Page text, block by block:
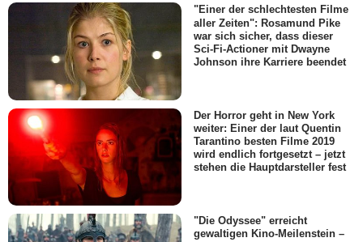
"Einer der schlechtesten Filme
aller Zeiten": Rosamund Pike
war sich sicher, dass dieser
Sci-Fi-Actioner mit Dwayne
Johnson ihre Karriere beendet
Der Horror geht in New York
weiter: Einer der laut Quentin
Tarantino besten Filme 2019
wird endlich fortgesetzt – jetzt
stehen die Hauptdarsteller fest
"Die Odyssee" erreicht
gewaltigen Kino-Meilenstein –